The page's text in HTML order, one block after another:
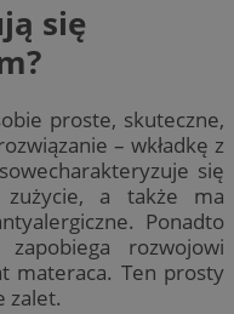
się
proste, skuteczne,
– wkładkę z
się
zużycie, a także ma
Ponadto
rozwojowi
materaca. Ten prosty
zalet.